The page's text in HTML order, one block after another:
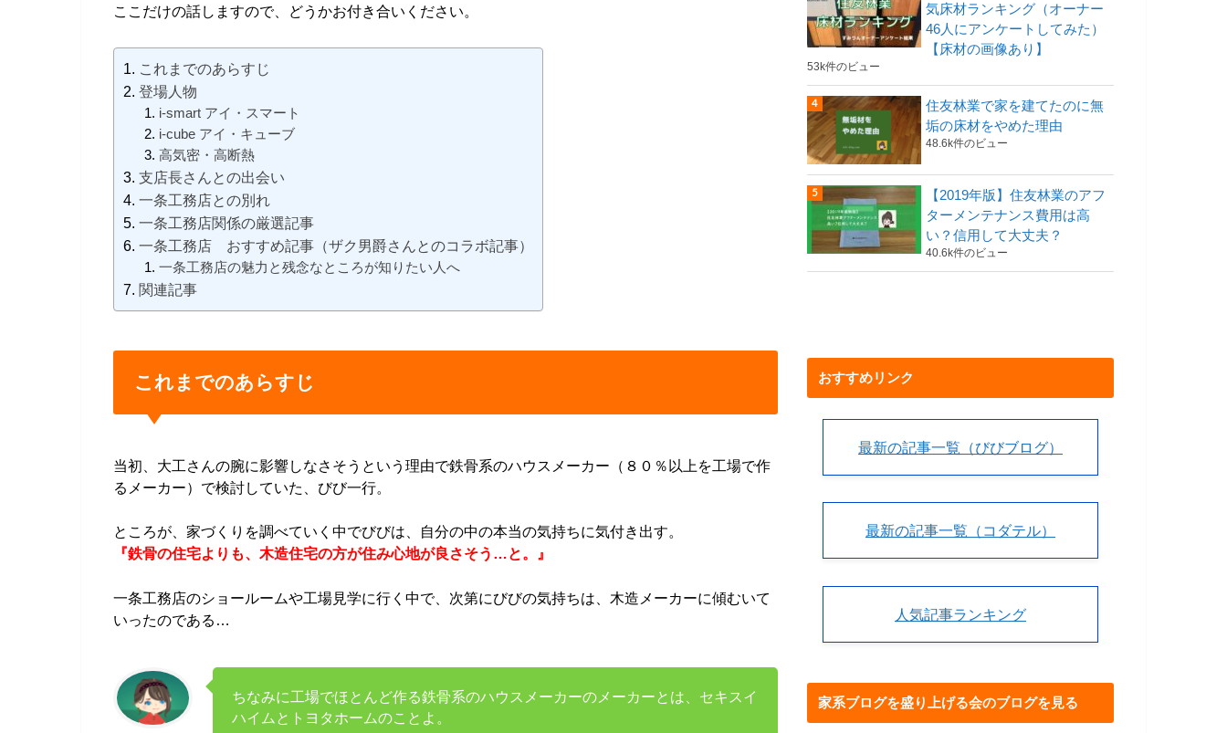
ここだけの話しますので、どうかお付き合いください。
これまでのあらすじ
登場人物
i-smart アイ・スマート
i-cube アイ・キューブ
高気密・高断熱
支店長さんとの出会い
一条工務店との別れ
一条工務店関係の厳選記事
一条工務店 おすすめ記事（ザク男爵さんとのコラボ記事）
一条工務店の魅力と残念なところが知りたい人へ
関連記事
これまでのあらすじ
当初、大工さんの腕に影響しなさそうという理由で鉄骨系のハウスメーカー（８０％以上を工場で作
るメーカー）で検討していた、びび一行。
ところが、家づくりを調べていく中でびびは、自分の中の本当の気持ちに気付き出す。
『鉄骨の住宅よりも、木造住宅の方が住み心地が良さそう…と。』
一条工務店のショールームや工場見学に行く中で、次第にびびの気持ちは、木造メーカーに傾むいて
いったのである…
ちなみに工場でほとんど作る鉄骨系のハウスメーカーのメーカーとは、セキスイ
ハイムとトヨタホームのことよ。
気床材ランキング（オーナー
46人にアンケートしてみた）
【床材の画像あり】
53k件のビュー
住友林業で家を建てたのに無
垢の床材をやめた理由
48.6k件のビュー
【2019年版】住友林業のアフ
ターメンテナンス費用は高
い？信用して大丈夫？
40.6k件のビュー
おすすめリンク
最新の記事一覧（びびブログ）
最新の記事一覧（コダテル）
人気記事ランキング
家系ブログを盛り上げる会のブログを見る